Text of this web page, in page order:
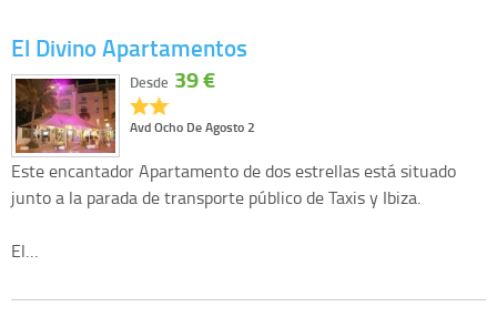
El Divino Apartamentos
Avd Ocho De Agosto 2
Desde 39 €
Este encantador Apartamento de dos estrellas está situado
junto a la parada de transporte público de Taxis y Ibiza.
El…